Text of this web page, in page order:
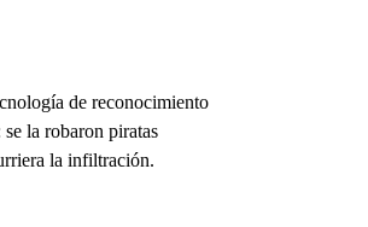
de reconocimiento
la robaron piratas
la infiltración.